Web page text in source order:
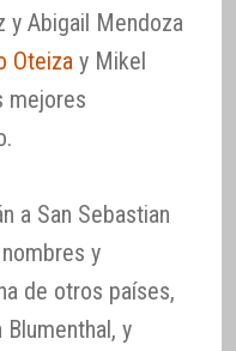
y Abigail Mendoza
Oteiza y Mikel
mejores
a San Sebastian
y
de otros países,
y